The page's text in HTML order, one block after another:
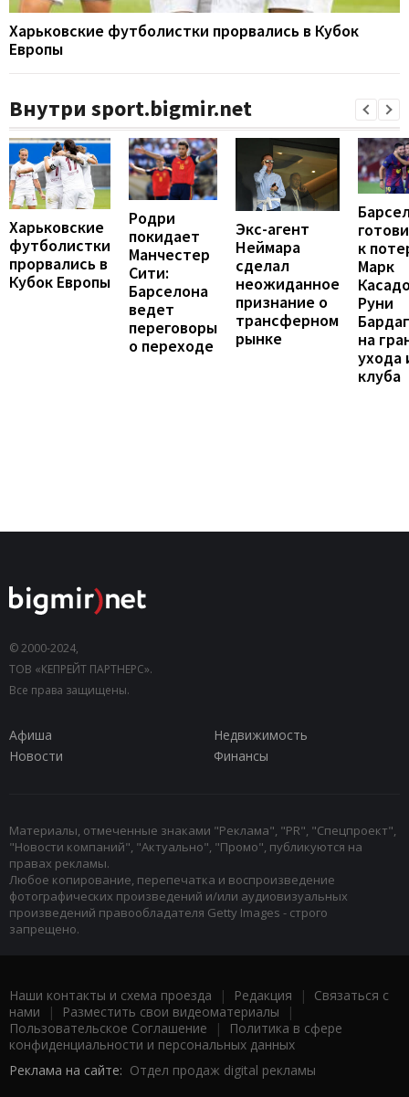
Харьковские футболистки прорвались в Кубок
Европы
Внутри sport.bigmir.net
Харьковские
футболистки
прорвались в
Кубок Европы
Родри
покидает
Манчестер
Сити:
Барселона
ведет
переговоры
о переходе
Экс-агент
Неймара
сделал
неожиданное
признание о
трансферном
рынке
к
Марк
Руни
на
ухода
клуба
© 2000-2024,
ТОВ «КЕПРЕЙТ ПАРТНЕРС».
Все права защищены.
Афиша
Недвижимость
Новости
Финансы
Материалы, отмеченные знаками "Реклама", "PR", "Спецпроект",
"Новости компаний", "Актуально", "Промо", публикуются на
правах рекламы.
Любое копирование, перепечатка и воспроизведение
фотографических произведений и/или аудиовизуальных
произведений правообладателя Getty Images - строго
запрещено.
Наши контакты и схема проезда | Редакция | Связаться с
нами | Разместить свои видеоматериалы |
Пользовательское Соглашение |
Политика в сфере
конфиденциальности и персональных данных
Реклама на сайте: Отдел продаж digital рекламы